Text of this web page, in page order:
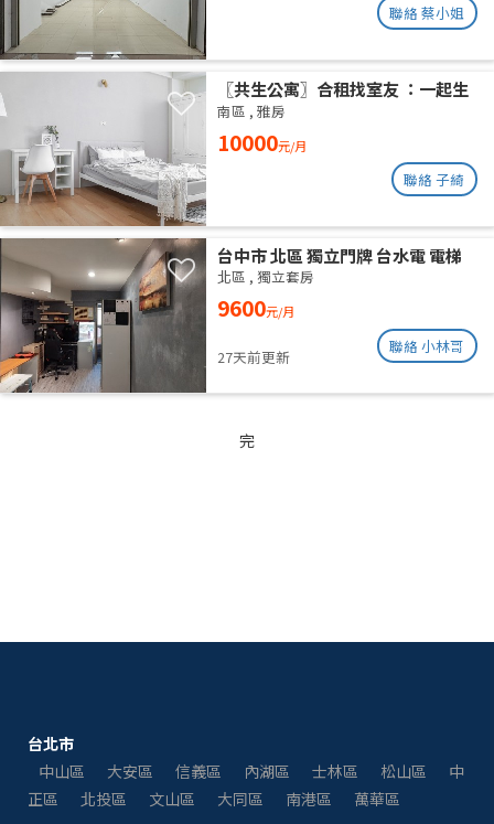
聯絡 蔡小姐
〖共生公寓〗合租找室友 ：一起生
活在良善的居家環境
南區 , 雅房
10000元/月
聯絡 子綺
台中市 北區 獨立門牌 台水電 電梯
大樓 位於14樓 權狀10坪 有獨立陽
台通風採光好 獨曬獨洗 不會淋雨
北區 , 獨立套房
9600元/月
27天前更新
聯絡 小林哥
完
台北市
中山區
大安區 信義區 內湖區 士林區 松山區
中
正區
北投區 文山區 大同區 南港區
萬華區